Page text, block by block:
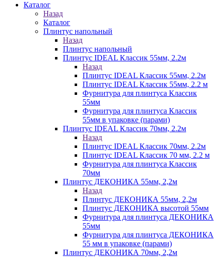
Каталог
Назад
Каталог
Плинтус напольный
Назад
Плинтус напольный
Плинтус IDEAL Классик 55мм, 2.2м
Назад
Плинтус IDEAL Классик 55мм, 2.2м
Плинтус IDEAL Классик 55мм, 2.2 м
Фурнитура для плинтуса Классик
55мм
Фурнитура для плинтуса Классик
55мм в упаковке (парами)
Плинтус IDEAL Классик 70мм, 2.2м
Назад
Плинтус IDEAL Классик 70мм, 2.2м
Плинтус IDEAL Классик 70 мм, 2.2 м
Фурнитура для плинтуса Классик
70мм
Плинтус ДЕКОНИКА 55мм, 2,2м
Назад
Плинтус ДЕКОНИКА 55мм, 2,2м
Плинтус ДЕКОНИКА высотой 55мм
Фурнитура для плинтуса ДЕКОНИКА
55мм
Фурнитура для плинтуса ДЕКОНИКА
55 мм в упаковке (парами)
Плинтус ДЕКОНИКА 70мм, 2,2м